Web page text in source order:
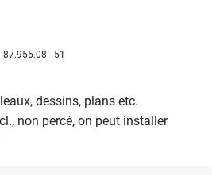
87.955.08 - 51
dessins, plans etc.
non percé, on peut installer